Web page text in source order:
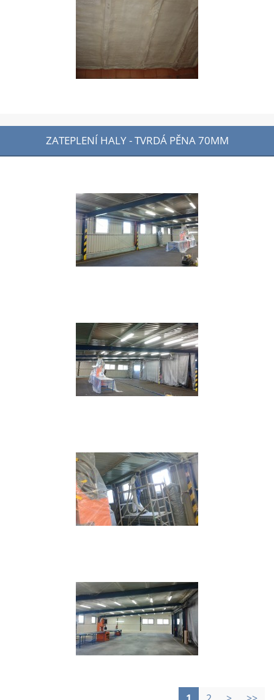
ZATEPLENÍ HALY - TVRDÁ PĚNA 70MM